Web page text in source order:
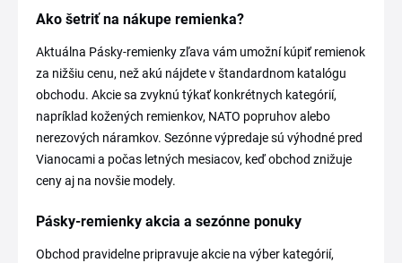
Ako šetriť na nákupe remienka?
Aktuálna Pásky-remienky zľava vám umožní kúpiť remienok
za nižšiu cenu, než akú nájdete v štandardnom katalógu
obchodu. Akcie sa zvyknú týkať konkrétnych kategórií,
napríklad kožených remienkov, NATO popruhov alebo
nerezových náramkov. Sezónne výpredaje sú výhodné pred
Vianocami a počas letných mesiacov, keď obchod znižuje
ceny aj na novšie modely.
Pásky-remienky akcia a sezónne ponuky
Obchod pravidelne pripravuje akcie na výber kategórií,